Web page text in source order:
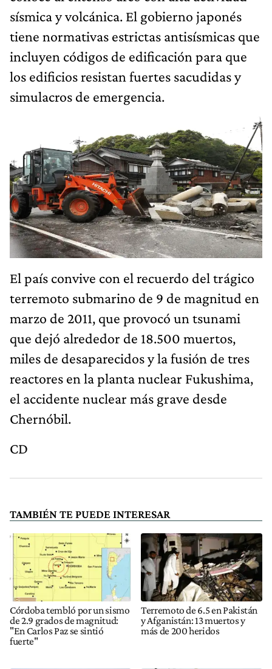
sísmica y volcánica. El gobierno japonés
tiene normativas estrictas antisísmicas que
incluyen códigos de edificación para que
los edificios resistan fuertes sacudidas y
simulacros de emergencia.
El país convive con el recuerdo del trágico
terremoto submarino de 9 de magnitud en
marzo de 2011, que provocó un tsunami
que dejó alrededor de 18.500 muertos,
miles de desaparecidos y la fusión de tres
reactores en la planta nuclear Fukushima,
el accidente nuclear más grave desde
Chernóbil.
CD
TAMBIÉN TE PUEDE INTERESAR
Córdoba tembló por un sismo
de 2.9 grados de magnitud:
"En Carlos Paz se sintió
fuerte"
Terremoto de 6.5 en Pakistán
y Afganistán: 13 muertos y
más de 200 heridos